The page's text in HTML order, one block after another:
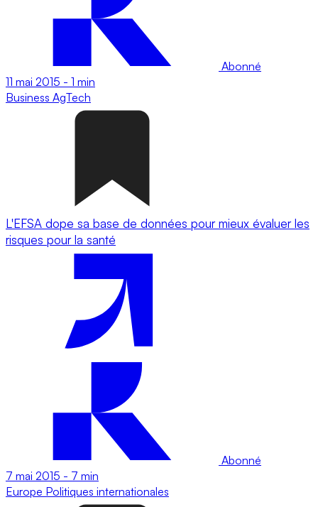
Abonné
11 mai 2015 - 1 min
Business AgTech
L'EFSA dope sa base de données pour mieux évaluer les
risques pour la santé
Abonné
7 mai 2015 - 7 min
Europe Politiques internationales